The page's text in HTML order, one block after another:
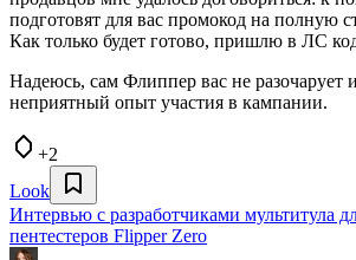
подготовят для вас промокод на полную
Как только будет готово, пришлю в ЛС
Надеюсь, сам Флиппер вас не разочарует
неприятный опыт участия в кампании.
+2
Look
Интервью с разработчиками мультитула
пентестеров Flipper Zero